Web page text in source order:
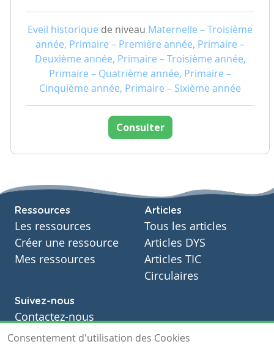
Eveil historique de niveau Maternelle – Troisième
année, Primaire – Première année, Primaire –
Deuxième année, Primaire – Troisième année,
Primaire – Quatrième année, Primaire –
Cinquième année, Primaire – Sixième année
Consulter
Ressources
Les ressources
Créer une ressource
Mes ressources
Articles
Tous les articles
Articles DYS
Articles TIC
Circulaires
Suivez-nous
Contactez-nous
Soutien scolaire
Consentement d'utilisation des Cookies